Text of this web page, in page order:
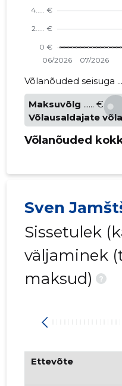
Võlanõuded seisuga
Maksuvõlg ...... €
Võlausaldajate
Võlanõuded
Sven
Sissetulek
väljaminek
maksud)
?
Ettevõte